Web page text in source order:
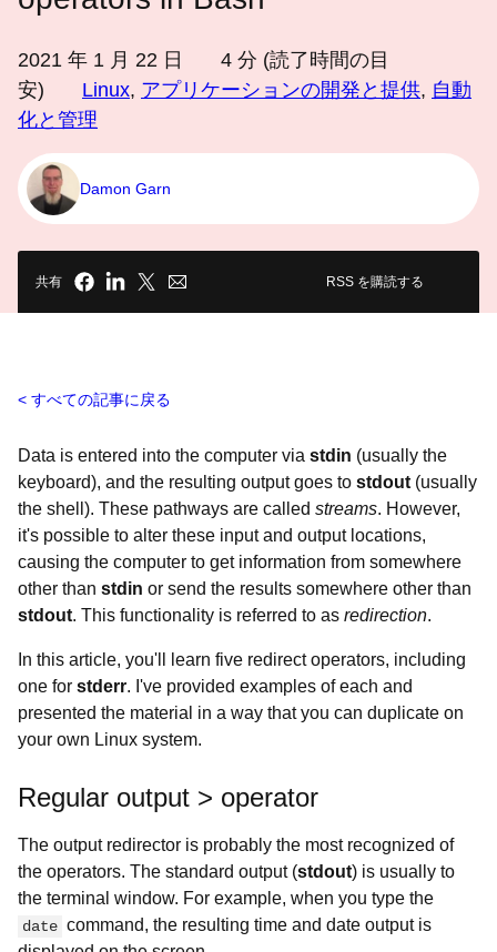
さ
い
2021 年 1 月 22 日 4 分 (読了時間の目
安)
Linux, アプリケーションの開発と提供, 自動
化と管理
Damon Garn
共有 RSS を購読する
すべての記事に戻る
Data is entered into the computer via stdin (usually the
keyboard), and the resulting output goes to stdout (usually
the shell). These pathways are called streams. However,
it's possible to alter these input and output locations,
causing the computer to get information from somewhere
other than stdin or send the results somewhere other than
stdout. This functionality is referred to as redirection.
In this article, you'll learn five redirect operators, including
one for stderr. I've provided examples of each and
presented the material in a way that you can duplicate on
your own Linux system.
Regular output > operator
The output redirector is probably the most recognized of
the operators. The standard output (stdout) is usually to
the terminal window. For example, when you type the
date command, the resulting time and date output is